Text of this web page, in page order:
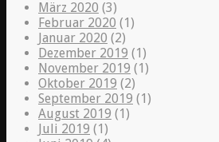
März 2020 (3)
Februar 2020 (1)
Januar 2020 (2)
Dezember 2019 (1)
November 2019 (1)
Oktober 2019 (2)
September 2019 (1)
August 2019 (1)
Juli 2019 (1)